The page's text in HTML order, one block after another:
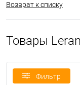
Возврат к списку
Товары Leran
Фильтр